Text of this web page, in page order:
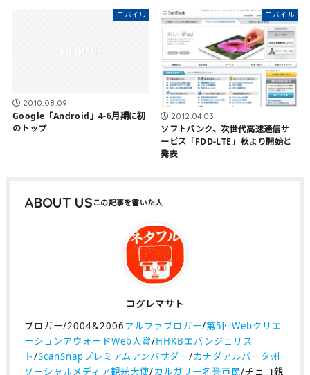
モバイル
2010.08.09
Google「Android」4-6月期に初
のトップ
モバイル
2012.04.03
ソフトバンク、次世代高速通信サ
ービス「FDD-LTE」秋より開始と
発表
ABOUT US
コグレマサト
ブロガー/2004&2006アルファブロガー/第5回Webクリエ
ーションアウォードWeb人賞/HHKBエバンジェリス
ト/ScanSnapプレミアムアンバサダー/カナダアルバータ州
ソーシャルメディア観光大使/カルガリー名誉市民/チェコ親